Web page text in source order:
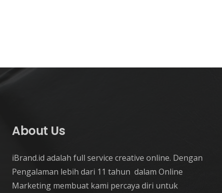
About Us
iBrand.id adalah full service creative online. Dengan
Pengalaman lebih dari 11 tahun dalam Online
Marketing membuat kami percaya diri untuk